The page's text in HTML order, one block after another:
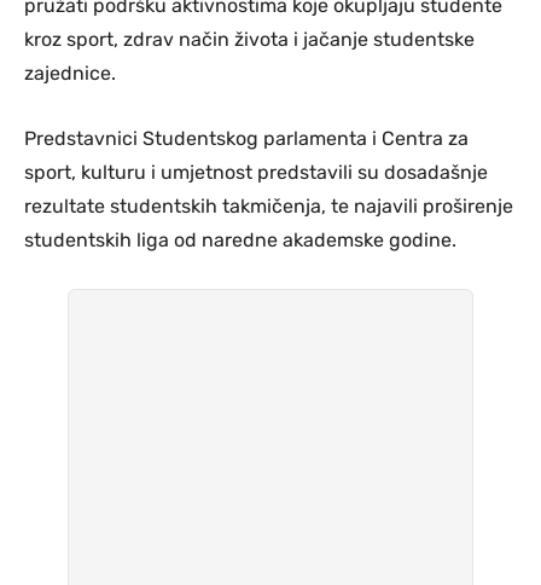
pružati podršku aktivnostima koje okupljaju studente
kroz sport, zdrav način života i jačanje studentske
zajednice.
Predstavnici Studentskog parlamenta i Centra za
sport, kulturu i umjetnost predstavili su dosadašnje
rezultate studentskih takmičenja, te najavili proširenje
studentskih liga od naredne akademske godine.